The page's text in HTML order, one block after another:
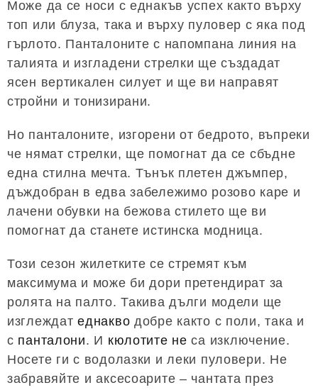
Може да се носи с еднакъв успех както върху
топ или блуза, така и върху пуловер с яка под
гърлото. Панталоните с напомпана линия на
талията и изгладени стрелки ще създадат
ясен вертикален силует и ще ви направят
стройни и тонизирани.
Но панталоните, изгорени от бедрото, въпреки
че нямат стрелки, ще помогнат да се сбъдне
една стилна мечта. Тънък плетен джъмпер,
дъждобран в едва забележимо розово каре и
лачени обувки на бежова стилето ще ви
помогнат да станете истинска модница.
Този сезон жилетките се стремят към
максимума и може би дори претендират за
ролята на палто. Такива дълги модели ще
изглеждатеднакво добре както с поли, така и
с панталони. И кюлотите не са изключение.
Носете ги с водолазки и леки пуловери. Не
забравяйте и аксесоарите – чантата през